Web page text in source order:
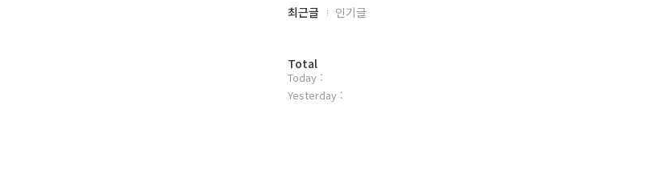
최
과
인
기
최근글 인기글
방
문
자
Total
Today :
Yesterday :